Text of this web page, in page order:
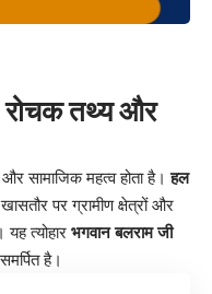
रोचक तथ्य और
और सामाजिक महत्व होता है।हल
पर ग्रामीण क्षेत्रों और
त्योहार भगवान बलराम जी
है।